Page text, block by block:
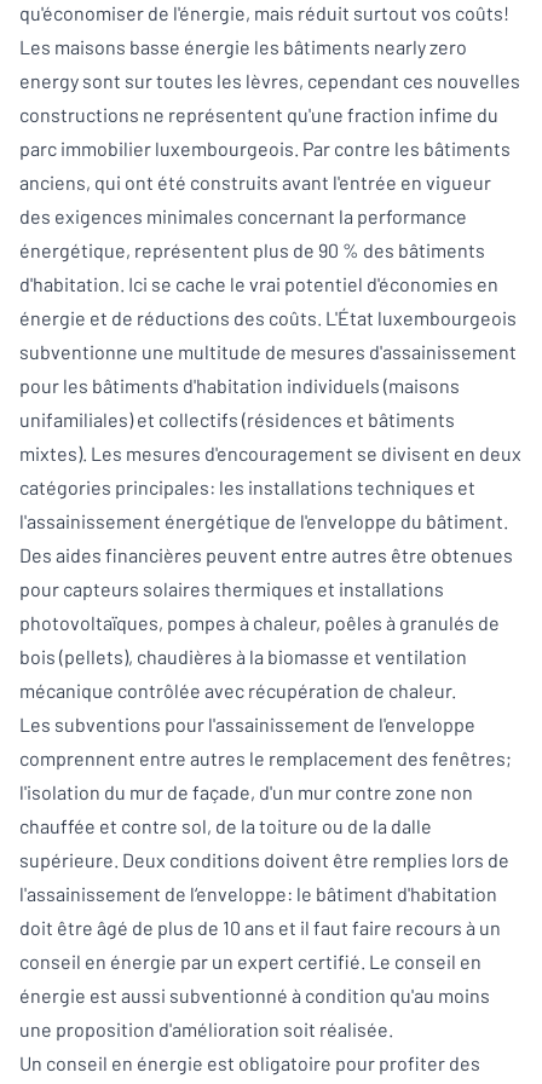
qu'économiser de l'énergie, mais réduit surtout vos coûts!
Les maisons basse énergie les bâtiments nearly zero
energy sont sur toutes les lèvres, cependant ces nouvelles
constructions ne représentent qu'une fraction infime du
parc immobilier luxembourgeois. Par contre les bâtiments
anciens, qui ont été construits avant l'entrée en vigueur
des exigences minimales concernant la performance
énergétique, représentent plus de 90 % des bâtiments
d'habitation. Ici se cache le vrai potentiel d'économies en
énergie et de réductions des coûts. L'État luxembourgeois
subventionne une multitude de mesures d'assainissement
pour les bâtiments d'habitation individuels (maisons
unifamiliales) et collectifs (résidences et bâtiments
mixtes). Les mesures d'encouragement se divisent en deux
catégories principales: les installations techniques et
l'assainissement énergétique de l'enveloppe du bâtiment.
Des aides financières peuvent entre autres être obtenues
pour capteurs solaires thermiques et installations
photovoltaïques, pompes à chaleur, poêles à granulés de
bois (pellets), chaudières à la biomasse et ventilation
mécanique contrôlée avec récupération de chaleur.
Les subventions pour l'assainissement de l'enveloppe
comprennent entre autres le remplacement des fenêtres;
l'isolation du mur de façade, d'un mur contre zone non
chauffée et contre sol, de la toiture ou de la dalle
supérieure. Deux conditions doivent être remplies lors de
l'assainissement de l‘enveloppe: le bâtiment d'habitation
doit être âgé de plus de 10 ans et il faut faire recours à un
conseil en énergie par un expert certifié. Le conseil en
énergie est aussi subventionné à condition qu'au moins
une proposition d'amélioration soit réalisée.
Un conseil en énergie est obligatoire pour profiter des